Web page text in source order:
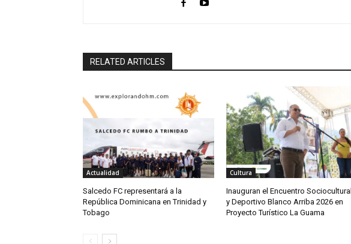
RELATED ARTICLES
Actualidad
Salcedo FC representará a la
República Dominicana en Trinidad y
Tobago
Cultura
Inauguran el Encuentro Sociocultural
y Deportivo Blanco Arriba 2026 en
Proyecto Turístico La Guama